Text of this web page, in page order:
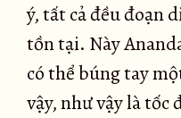
ý, tất cả đều đoạn
tồn tại. Này
có thể búng tay
vậy, như vậy là tốc